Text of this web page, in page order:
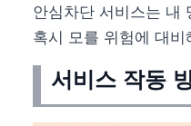
안심차단 서비스는 내
혹시 모를 위험에 대
서비스 작동